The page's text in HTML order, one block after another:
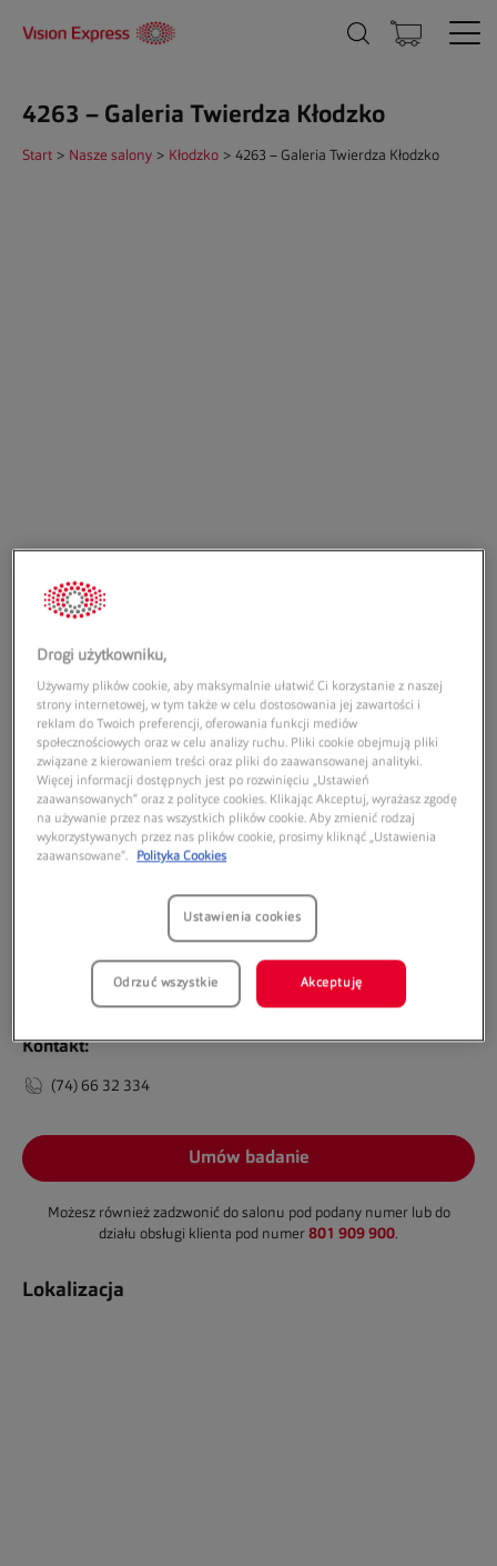
4263 – Galeria Twierdza Kłodzko
Start > Nasze salony > Kłodzko > 4263 – Galeria Twierdza Kłodzko
Adres:
Galeria Twierdza Kłodzko
ul. Noworudzka 2
57-300
Kłodzko
Godziny otwarcia:
Poniedziałek: 09:00
21:00
Wtorek:
09:00
09:00
21:00
09:00
21:00
Niedziela handlowa:
10:00
Kontakt:
(74) 66 32 334
Umów badanie
Możesz również zadzwonić do salonu pod podany numer lub do
działu obsługi klienta pod numer 801 909 900.
Lokalizacja
Drogi użytkowniku,
Używamy plików cookie, aby maksymalnie ułatwić Ci korzystanie z naszej
strony internetowej, w tym także w celu dostosowania jej zawartości i
reklam do Twoich preferencji, oferowania funkcji mediów
społecznościowych oraz w celu analizy ruchu. Pliki cookie obejmują pliki
związane z kierowaniem treści oraz pliki do zaawansowanej analityki.
Więcej informacji dostępnych jest po rozwinięciu „Ustawień
zaawansowanych” oraz z polityce cookies. Klikając Akceptuj, wyrażasz zgodę
na używanie przez nas wszystkich plików cookie. Aby zmienić rodzaj
wykorzystywanych przez nas plików cookie, prosimy kliknąć „Ustawienia
zaawansowane”.
Polityka Cookies
Ustawienia cookies
Odrzuć wszystkie Akceptuję